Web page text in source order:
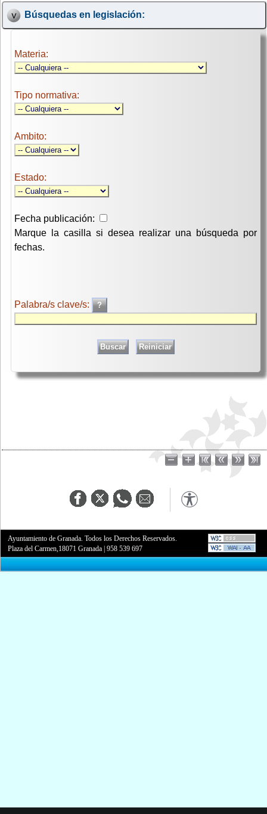
Búsquedas en legislación:
Materia:
Tipo normativa:
Ambito:
Estado:
Fecha publicación:
Marque la casilla si desea realizar una búsqueda por
fechas.
Palabra/s clave/s:
Ayuntamiento de Granada. Todos los Derechos Reservados.
Plaza del Carmen,18071 Granada |958 539 697